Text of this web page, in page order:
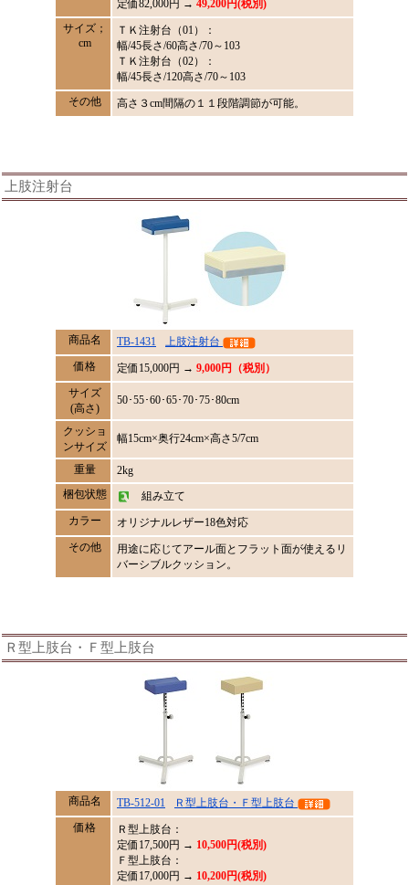
定価82,000円 → 49,200円(税別)
サイズ；
cm
ＴＫ注射台（01）：
幅/45長さ/60高さ/70～103
ＴＫ注射台（02）：
幅/45長さ/120高さ/70～103
その他
高さ３cm間隔の１１段階調節が可能。
上肢注射台
商品名 TB-1431
上肢注射台
価格
定価 15,000円 → 9,000円（税別）
サイズ
(高さ)
50･55･60･65･70･75･80cm
クッショ
ンサイズ
幅15cm×奥行24cm×高さ5/7cm
重量
2kg
梱包状態
組み立て
カラー
オリジナルレザー18色対応
その他
用途に応じてアール面とフラット面が使えるリ
バーシブルクッション。
Ｒ型上肢台・Ｆ型上肢台
商品名 TB-512-01
Ｒ型上肢台・Ｆ型上肢台
価格
Ｒ型上肢台：
定価 17,500円 → 10,500円(税別)
Ｆ型上肢台：
定価17,000円 → 10,200円(税別)